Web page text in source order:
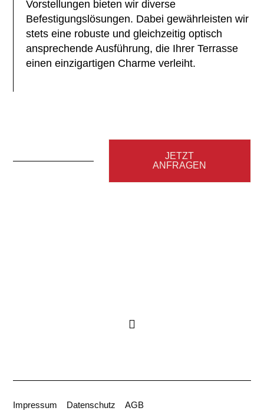
Vorstellungen bieten wir diverse
Befestigungslösungen. Dabei gewährleisten wir
stets eine robuste und gleichzeitig optisch
ansprechende Ausführung, die Ihrer Terrasse
einen einzigartigen Charme verleiht.
JETZT
ANFRAGEN
Impressum Datenschutz AGB